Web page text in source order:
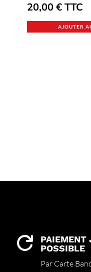
20,00€ TTC
AJOUTER

PAIEMENT
POSSIBLE
Par Carte